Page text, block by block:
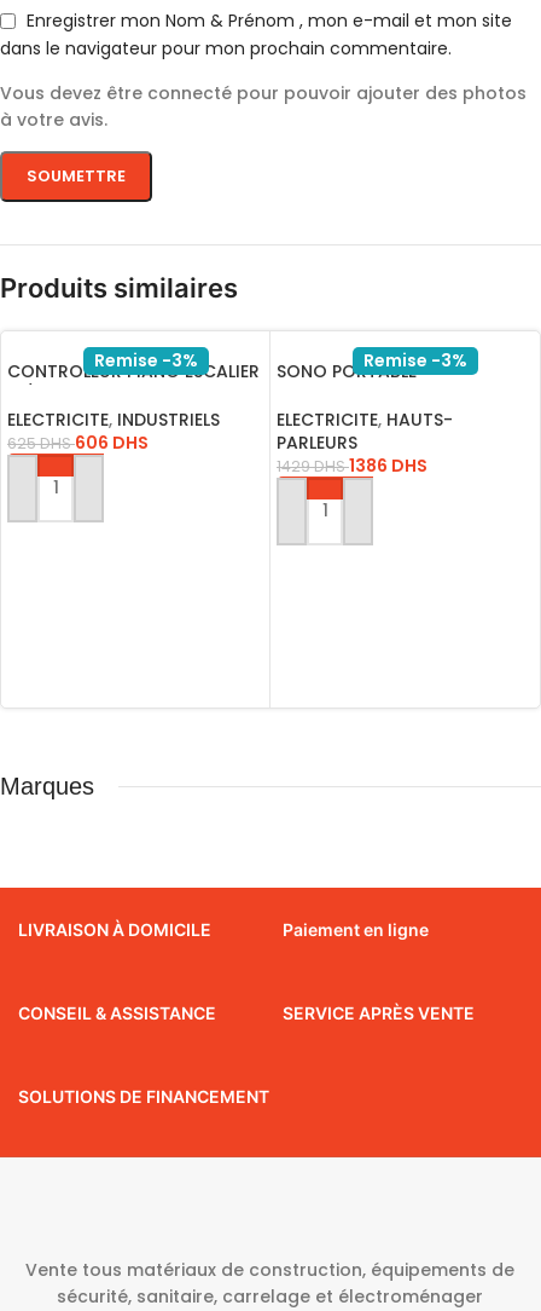
Enregistrer mon Nom & Prénom , mon e-mail et mon site
dans le navigateur pour mon prochain commentaire.
Vous devez être connecté pour pouvoir ajouter des photos
à votre avis.
Produits similaires
Remise -3%
CONTROLEUR PIANO ESCALIER
ELECTRICITE, INDUSTRIELS
625DHS 606 DHS
AJOUTER AU PANIER
Remise -3%
SONO PORTABLE
USB-BLUET-FM-SD
ELECTRICITE, HAUTS-
PARLEURS
1429DHS1386 DHS
AJOUTER AU PANIER
Marques
LIVRAISON À DOMICILE Paiement en ligne
CONSEIL & ASSISTANCE SERVICE APRÈS VENTE
SOLUTIONS DE FINANCEMENT
Vente tous matériaux de construction, équipements de
sécurité, sanitaire, carrelage et électroménager